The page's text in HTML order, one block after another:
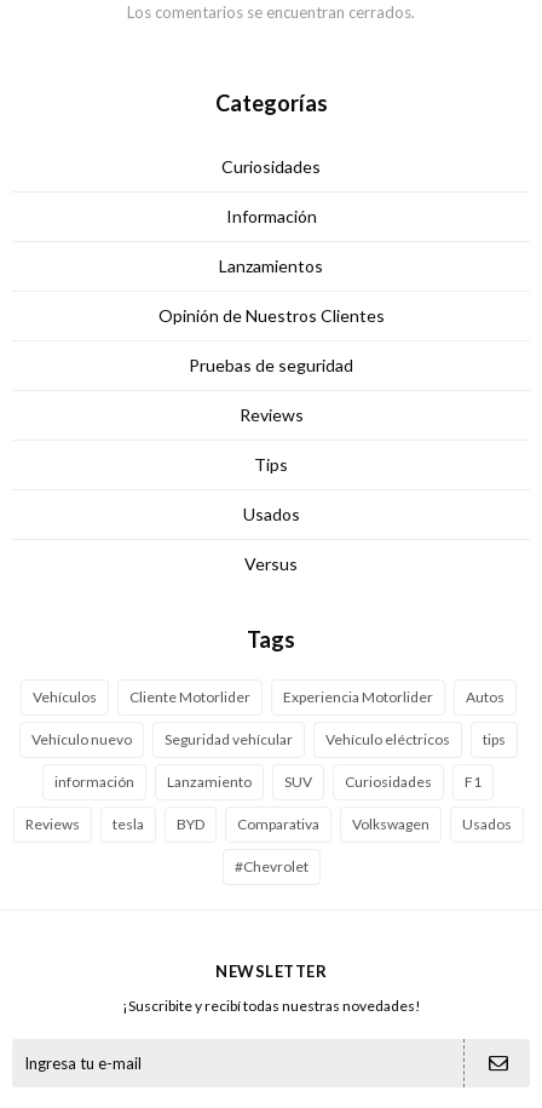
Los comentarios se encuentran cerrados.
Categorías
Curiosidades
Información
Lanzamientos
Opinión de Nuestros Clientes
Pruebas de seguridad
Reviews
Tips
Usados
Versus
Tags
Vehículos Cliente Motorlider Experiencia Motorlider Autos
Vehículo nuevo Seguridad vehícular Vehículo eléctricos tips
información Lanzamiento SUV Curiosidades F1
Reviews tesla BYD Comparativa Volkswagen Usados
#Chevrolet
NEWSLETTER
¡Suscribite y recibí todas nuestras novedades!